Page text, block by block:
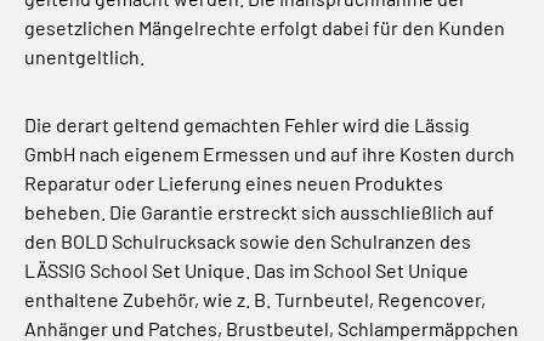
gesetzlichen Mängelrechte erfolgt dabei für den Kunden
unentgeltlich.
Die derart geltend gemachten Fehler wird die Lässig
GmbH nach eigenem Ermessen und auf ihre Kosten durch
Reparatur oder Lieferung eines neuen Produktes
beheben. Die Garantie erstreckt sich ausschließlich auf
den BOLD Schulrucksack sowie den Schulranzen des
LÄSSIG School Set Unique. Das im School Set Unique
enthaltene Zubehör, wie z. B. Turnbeutel, Regencover,
Anhänger und Patches, Brustbeutel, Schlampermäppchen